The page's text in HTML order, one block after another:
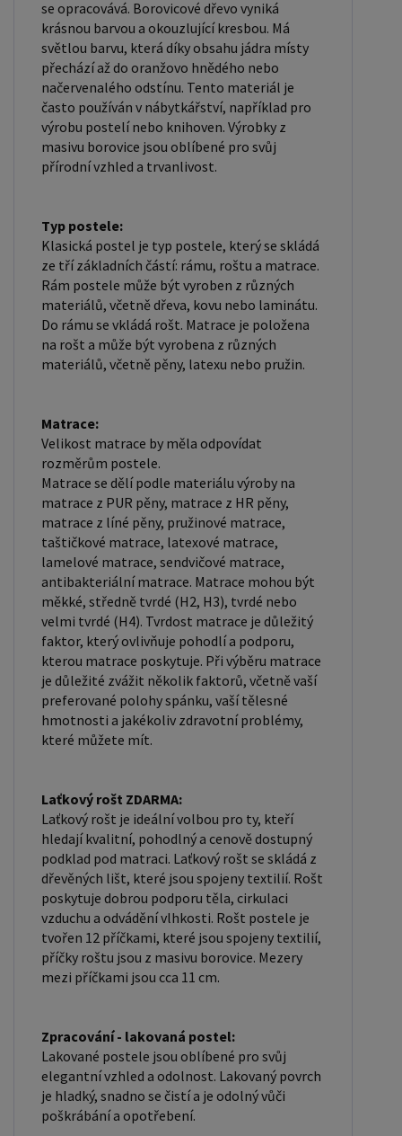
UŽIVATEL " - v horní liště ), vyplníte osobní údaje a
zakliknete " MÁME ZÁJEM O VELKOOBCHODNÍ
SPOLUPRÁCI " a zadáte fakturační údaje. Po jejich
kontrole, Vám bude povolen přístup do
velkoobchodu.
se opracovává. Borovicové dřevo vyniká
krásnou barvou a okouzlující kresbou. Má
světlou barvu, která díky obsahu jádra místy
přechází až do oranžovo hnědého nebo
načervenalého odstínu. Tento materiál je
často používán v nábytkářství, například pro
výrobu postelí nebo knihoven. Výrobky z
masivu borovice jsou oblíbené pro svůj
přírodní vzhled a trvanlivost.
Typ postele:
Klasická postel je typ postele, který se skládá
ze tří základních částí: rámu, roštu a matrace.
Rám postele může být vyroben z různých
materiálů, včetně dřeva, kovu nebo laminátu.
Do rámu se vkládá rošt. Matrace je položena
na rošt a může být vyrobena z různých
materiálů, včetně pěny, latexu nebo pružin.
Matrace:
Velikost matrace by měla odpovídat
rozměrům postele.
Matrace se dělí podle materiálu výroby na
matrace z PUR pěny, matrace z HR pěny,
matrace z líné pěny, pružinové matrace,
taštičkové matrace, latexové matrace,
lamelové matrace, sendvičové matrace,
antibakteriální matrace. Matrace mohou být
měkké, středně tvrdé (H2, H3), tvrdé nebo
velmi tvrdé (H4). Tvrdost matrace je důležitý
faktor, který ovlivňuje pohodlí a podporu,
kterou matrace poskytuje. Při výběru matrace
je důležité zvážit několik faktorů, včetně vaší
preferované polohy spánku, vaší tělesné
hmotnosti a jakékoliv zdravotní problémy,
které můžete mít.
Laťkový rošt ZDARMA:
Laťkový rošt je ideální volbou pro ty, kteří
hledají kvalitní, pohodlný a cenově dostupný
podklad pod matraci. Laťkový rošt se skládá z
dřevěných lišt, které jsou spojeny textilií. Rošt
poskytuje dobrou podporu těla, cirkulaci
vzduchu a odvádění vlhkosti. Rošt postele je
tvořen 12 příčkami, které jsou spojeny textilií,
příčky roštu jsou z masivu borovice. Mezery
mezi příčkami jsou cca 11 cm.
Zpracování - lakovaná postel:
Lakované postele jsou oblíbené pro svůj
elegantní vzhled a odolnost. Lakovaný povrch
je hladký, snadno se čistí a je odolný vůči
poškrábání a opotřebení.